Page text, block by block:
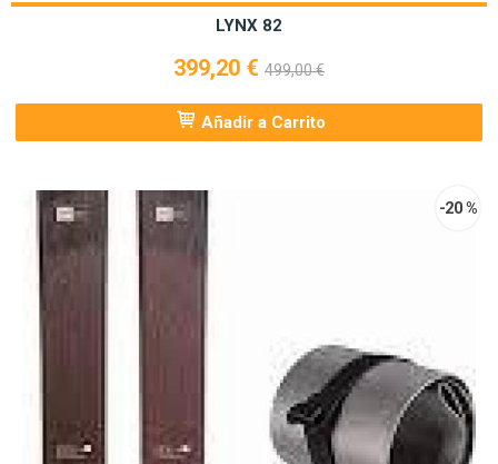
LYNX 82
399,20 € 499,00 €
Añadir a Carrito
-20 %